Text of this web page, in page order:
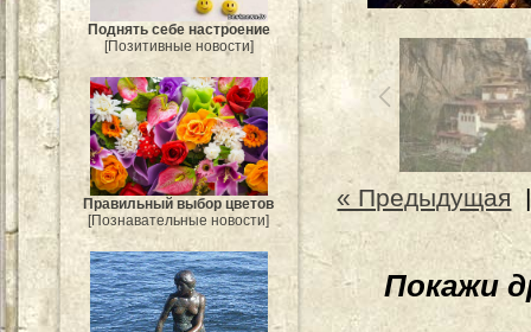
Поднять себе настроение
[Позитивные новости]
Правильный выбор цветов
[Познавательные новости]
« Предыдущая
Покажи